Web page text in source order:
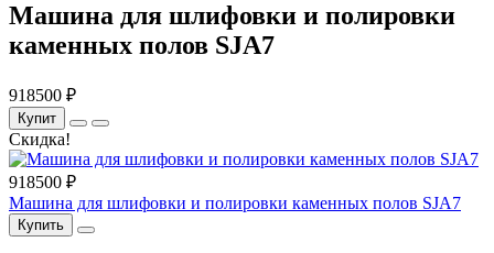
Машина для шлифовки и полировки
каменных полов SJA7
918500 ₽
Купит
Скидка!
918500 ₽
Машина для шлифовки и полировки каменных полов SJA7
Купить